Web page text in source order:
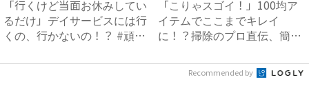
「行くけど当面お休みしてい
るだけ」デイサービスには行
くの、行かないの！？ #頑
「こりゃスゴイ！」100均ア
イテムでここまでキレイ
に！？掃除のプロ直伝、簡単
Recommended by